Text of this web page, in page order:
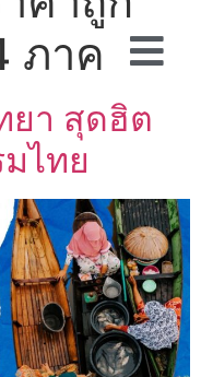
ภาค
ยา สุดฮิต
ไทย